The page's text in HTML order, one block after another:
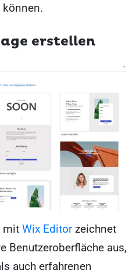
erstellen
mit Wix Editorzeichnet
Benutzeroberfläche aus,
auch erfahrenen